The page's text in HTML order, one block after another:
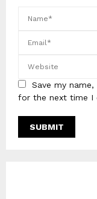
Save my
for the next time I